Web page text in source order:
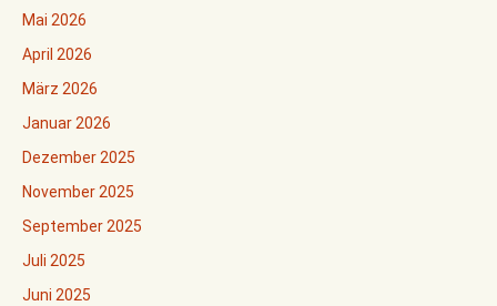
Mai 2026
April 2026
März 2026
Januar 2026
Dezember 2025
November 2025
September 2025
Juli 2025
Juni 2025